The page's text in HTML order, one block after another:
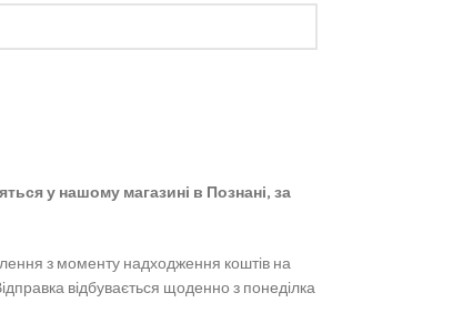
у нашому магазині в Познані, за
з моменту надходження коштів на
відбувається щоденно з понеділка